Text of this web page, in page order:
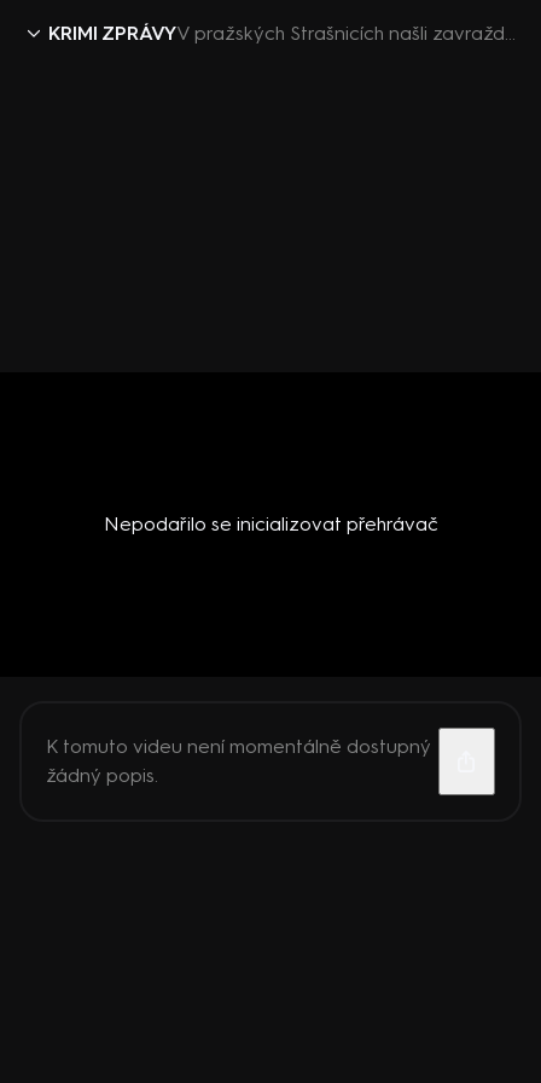
KRIMI ZPRÁVY V pražských Strašnicích našli zavražděnou ženu
Nepodařilo se inicializovat přehrávač
K tomuto videu není momentálně dostupný
žádný popis.